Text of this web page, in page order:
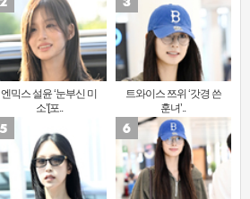
엔믹스 설윤 ‘눈부신 미
소’[포..
트와이스 쯔위 ‘갓경 쓴
훈녀’..